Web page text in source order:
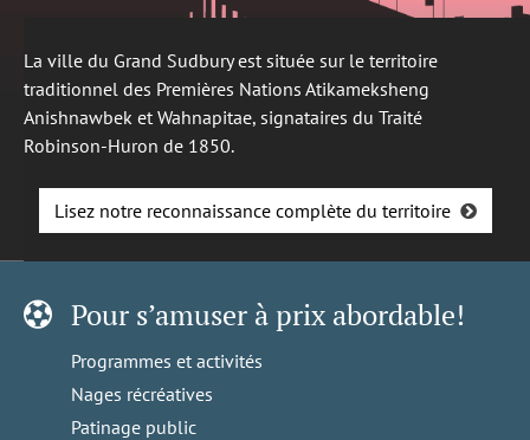
La ville du Grand Sudbury est située sur le territoire
traditionnel des Premières Nations Atikameksheng
Anishnawbek et Wahnapitae, signataires du Traité
Robinson-Huron de 1850.
Lisez notre reconnaissance complète du territoire
Pour s’amuser à prix abordable!
Programmes et activités
Nages récréatives
Patinage public